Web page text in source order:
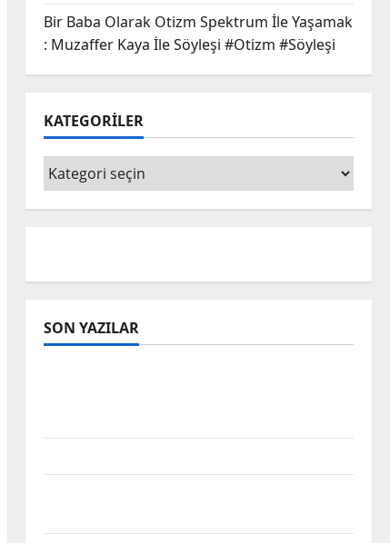
Bir Baba Olarak Otizm Spektrum İle Yaşamak
: Muzaffer Kaya İle Söyleşi #Otizm #Söyleşi
KATEGORİLER
KATEGORİLER
SON YAZILAR